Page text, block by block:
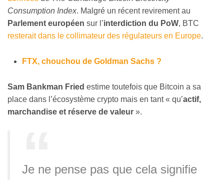
Consumption Index. Malgré un récent revirement au
Parlement européen sur l’interdiction du PoW, BTC
resterait dans le collimateur des régulateurs en Europe.
FTX, chouchou de Goldman Sachs ?
Sam Bankman Fried estime toutefois que Bitcoin a sa
place dans l’écosystème crypto mais en tant « qu’actif,
marchandise et réserve de valeur ».
Je ne pense pas que cela signifie